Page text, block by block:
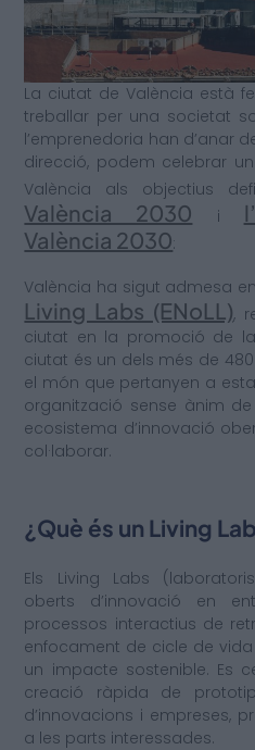
La ciutat de València està
treballar per una societat
l’emprenedoria han d’anar
direcció, podem celebrar
València als objectius
València 2030 i
València 2030:
València ha sigut admesa
Living Labs (ENoLL),
ciutat en la promoció de
ciutat és un dels més de
el món que pertanyen a
organització sense ànim
ecosistema d’innovació
col·laborar.
¿Què és un Living
Els Living Labs
oberts d’innovació en
processos interactius de
enfocament de cicle de
un impacte sostenible. Es
creació ràpida de
d’innovacions i empreses,
a les parts interessades.